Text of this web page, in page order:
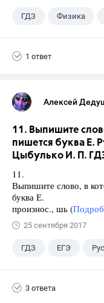
ГДЗ Физика
1 ответ
Алексей
11. Выпишите
пишется буква Е.
Цыбулько И. П.
11.
Выпишите слово, в
буква Е.
произнос., шь (
25 сентября 2017
ГДЗ ЕГЭ
3 ответа